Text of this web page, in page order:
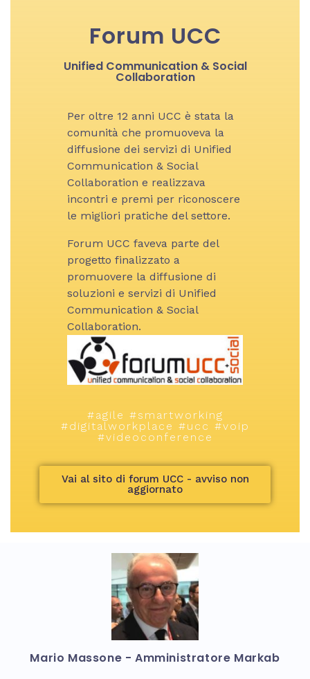
Forum UCC
Unified Communication & Social
Collaboration
Per oltre 12 anni UCC è stata la
comunità che promuoveva la
diffusione dei servizi di Unified
Communication & Social
Collaboration e realizzava
incontri e premi per riconoscere
le migliori pratiche del settore.
Forum UCC faveva parte del
progetto finalizzato a
promuovere la diffusione di
soluzioni e servizi di Unified
Communication & Social
Collaboration.
#agile #smartworking
#digitalworkplace #ucc #voip
#videoconference
Vai al sito di forum UCC - avviso non
aggiornato
Mario Massone - Amministratore Markab